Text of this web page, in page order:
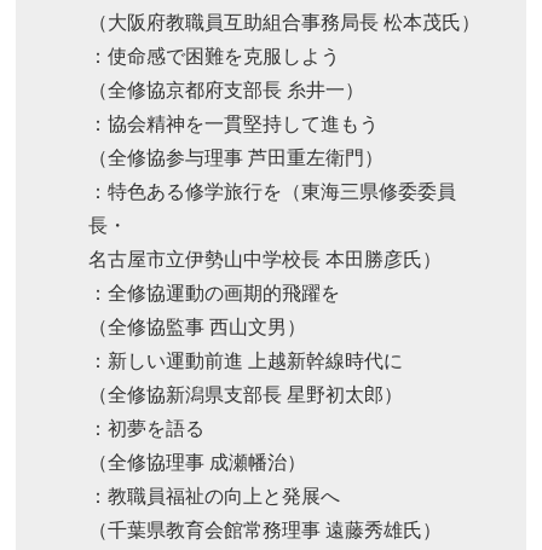
（大阪府教職員互助組合事務局長 松本茂氏）
：使命感で困難を克服しよう
（全修協京都府支部長 糸井一）
：協会精神を一貫堅持して進もう
（全修協参与理事 芦田重左衛門）
：特色ある修学旅行を（東海三県修委委員
長・
名古屋市立伊勢山中学校長 本田勝彦氏）
：全修協運動の画期的飛躍を
（全修協監事 西山文男）
：新しい運動前進 上越新幹線時代に
（全修協新潟県支部長 星野初太郎）
：初夢を語る
（全修協理事 成瀬幡治）
：教職員福祉の向上と発展へ
（千葉県教育会館常務理事 遠藤秀雄氏）